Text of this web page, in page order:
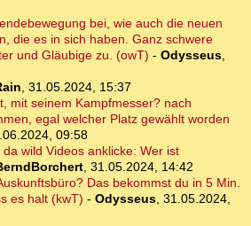
bei, wie auch die neuen
die es in sich haben. Ganz schwere
und Gläubige zu. (owT) - Odysseus,
, 31.05.2024, 15:37
mit seinem Kampfmesser? nach
egal welcher Platz gewählt worden
09:58
wild Videos anklicke: Wer ist
, 31.05.2024, 14:42
Das bekommst du in 5 Min.
es halt (kwT) - Odysseus, 31.05.2024,